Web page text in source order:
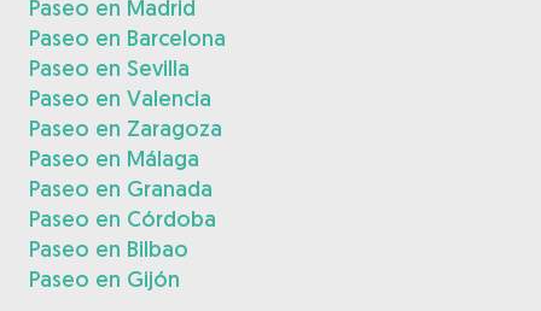
Paseo en Madrid
Paseo en Barcelona
Paseo en Sevilla
Paseo en Valencia
Paseo en Zaragoza
Paseo en Málaga
Paseo en Granada
Paseo en Córdoba
Paseo en Bilbao
Paseo en Gijón